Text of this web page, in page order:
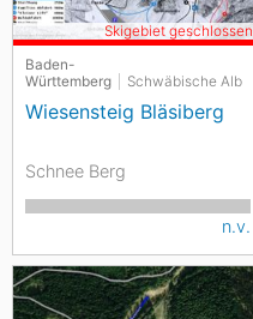
Baden-
Württemberg
Schwäbische Alb
Wiesensteig Bläsiberg
Skigebiet geschlossen
Schnee Berg
n.v.